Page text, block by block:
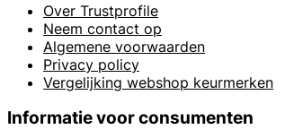
Over Trustprofile
Neem contact op
Algemene voorwaarden
Privacy policy
Vergelijking webshop keurmerken
Informatie voor consumenten